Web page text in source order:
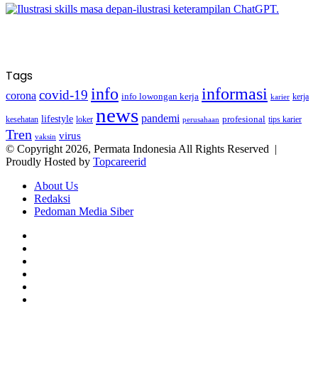
Tags
corona covid-19 info info lowongan kerja informasi karier kerja
kesehatan lifestyle loker news pandemi perusahaan profesional tips karier
Tren vaksin virus
© Copyright 2026, Permata Indonesia All Rights Reserved |
Proudly Hosted by Topcareerid
About Us
Redaksi
Pedoman Media Siber